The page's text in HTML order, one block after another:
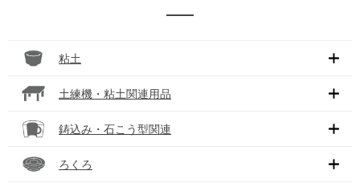
粘土
土練機・粘土関連用品
鋳込み・石こう型関連
ろくろ